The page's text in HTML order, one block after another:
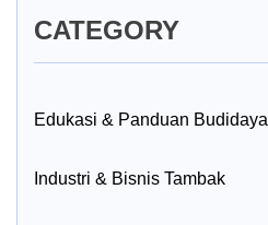
CATEGORY
Edukasi & Panduan Budidaya
Industri & Bisnis Tambak